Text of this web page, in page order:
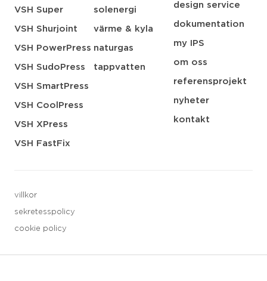
VSH Super
VSH Shurjoint
VSH PowerPress
VSH SudoPress
VSH SmartPress
VSH CoolPress
VSH XPress
VSH FastFix
solenergi
värme & kyla
naturgas
tappvatten
design service
dokumentation
my IPS
om oss
referensprojekt
nyheter
kontakt
villkor
sekretesspolicy
cookie policy